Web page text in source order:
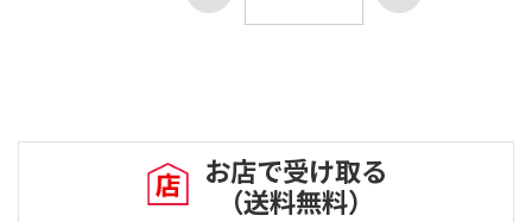
お店で受け取る
（送料無料）